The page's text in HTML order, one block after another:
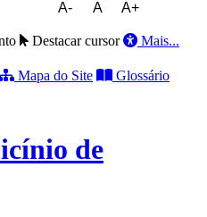
A- A A+
Destacar cursor Mais...
Mapa do Site Glossário
de